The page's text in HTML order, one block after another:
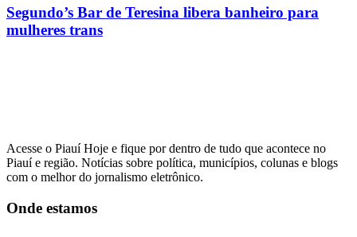
Segundo’s Bar de Teresina libera banheiro para
mulheres trans
Acesse o Piauí Hoje e fique por dentro de tudo que acontece no
Piauí e região. Notícias sobre política, municípios, colunas e blogs
com o melhor do jornalismo eletrônico.
Onde estamos